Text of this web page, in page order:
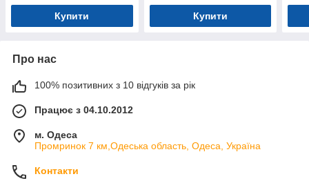
Купити Купити
Про нас
100% позитивних з 10 відгуків за рік
Працює з 04.10.2012
м. Одеса
Промринок 7 км,Одеська область, Одеса, Україна
Контакти